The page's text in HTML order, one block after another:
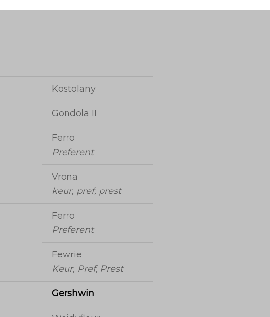
Kostolany
Gondola II
Ferro
Preferent
Vrona
keur, pref, prest
Ferro
Preferent
Fewrie
Keur, Pref, Prest
Gershwin